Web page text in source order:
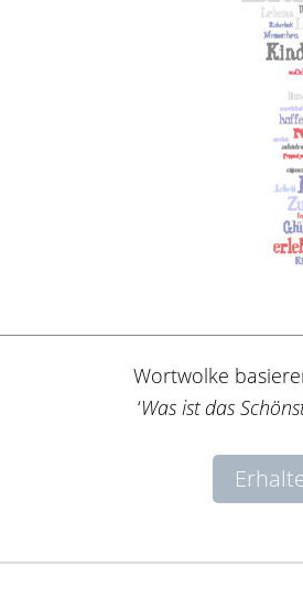
Wortwolke
‘Was ist das